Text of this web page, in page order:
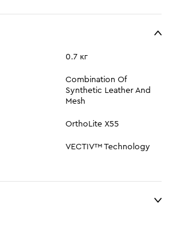
0.7 кг
Combination Of
Synthetic Leather And
Mesh
OrthoLite X55
VECTIV™ Technology